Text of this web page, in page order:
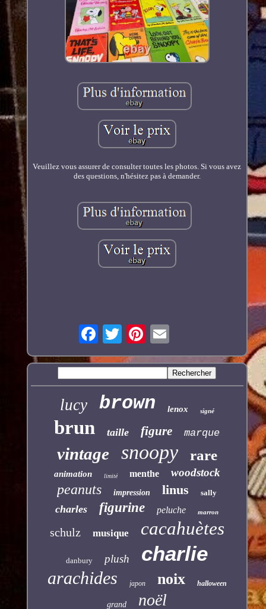
Veuillez vous assurer de consulter toutes les photos. Si vous avez
des questions, n'hésitez pas à demander.
lucy brown lenox signé
brun taille figure marque
vintage snoopy rare
animation limité menthe woodstock
peanuts impression linus sally
charles figurine peluche marron
schulz musique cacahuètes
danbury plush charlie
arachides japon noix halloween
grand noël